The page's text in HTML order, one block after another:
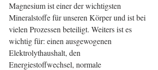
Magnesium ist einer der wichtigsten
Mineralstoffe für unseren Körper und ist bei
vielen Prozessen beteiligt. Weiters ist es
wichtig für: einen ausgewogenen
Elektrolythaushalt, den
Energiestoffwechsel, normale